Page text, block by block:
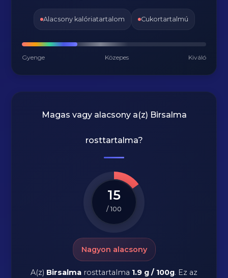
Alacsony kalóriatartalom Cukortartalmú
Gyenge Közepes Kiváló
Magas vagy alacsony a(z) Birsalma
rosttartalma?
15
/ 100
Nagyon alacsony
A(z) Birsalma rosttartalma 1.9 g / 100g. Ez az